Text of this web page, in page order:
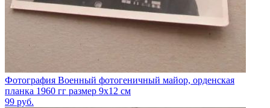
Фотография Военный фотогеничный майор, орденская
планка 1960 гг размер 9х12 см
99 руб.